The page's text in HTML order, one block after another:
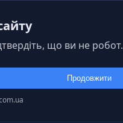
що ви не робот.
Продовжити